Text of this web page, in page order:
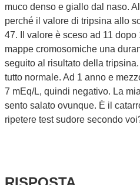
muco denso e giallo dal naso.
perché il valore di tripsina allo
47. Il valore è sceso ad 11
mappe cromosomiche una
seguito al risultato della
tutto normale. Ad 1 anno e
7 mEq/L, quindi negativo. La
sento salato ovunque. È il
ripetere test sudore secondo